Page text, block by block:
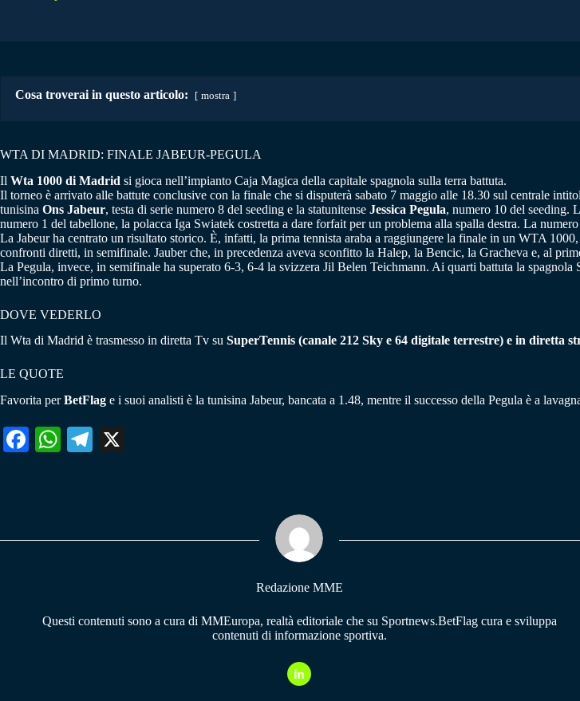
Cosa troverai in questo articolo: mostra
WTA DI MADRID: FINALE JABEUR-PEGULA
Il Wta 1000 di Madrid si gioca nell’impianto Caja Magica della capitale spagnola sulla terra battuta.
Il torneo è arrivato alle battute conclusive con la finale che si disputerà sabato 7 maggio alle 18.30 sul centrale
tunisina Ons Jabeur, testa di serie numero 8 del seeding e la statunitense Jessica Pegula, numero 10 del seeding.
numero 1 del tabellone, la polacca Iga Swiatek costretta a dare forfait per un problema alla spalla destra. La
La Jabeur ha centrato un risultato storico. È, infatti, la prima tennista araba a raggiungere la finale in un WTA
confronti diretti, in semifinale. Jauber che, in precedenza aveva sconfitto la Halep, la Bencic, la Gracheva e, al
La Pegula, invece, in semifinale ha superato 6-3, 6-4 la svizzera Jil Belen Teichmann. Ai quarti battuta la
nell’incontro di primo turno.
DOVE VEDERLO
Il Wta di Madrid è trasmesso in diretta Tv su SuperTennis (canale 212 Sky e 64 digitale terrestre) e in diretta
LE QUOTE
Favorita perBetFlag e i suoi analisti è la tunisina Jabeur, bancata a 1.48, mentre il successo della Pegula è a
Fa W
pp
Te
m
Redazione MME
Questi contenuti sono a cura di MMEuropa, realtà editoriale che su Sportnews.BetFlag cura e sviluppa
contenuti di informazione sportiva.